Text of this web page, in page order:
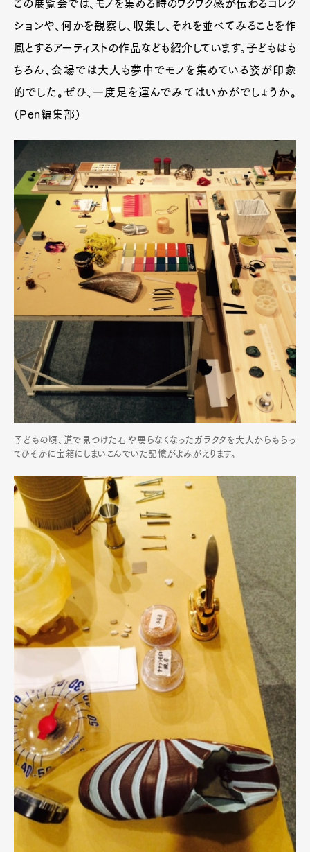
この展覧会では、モノを集める時のワクワク感が伝わるコレク
ションや、何かを観察し、収集し、それを並べてみることを作
風とするアーティストの作品なども紹介しています。子どもはも
ちろん、会場では大人も夢中でモノを集めている姿が印象
的でした。ぜひ、一度足を運んでみてはいかがでしょうか。
（Pen編集部）
子どもの頃、道で見つけた石や要らなくなったガラクタを大人からもらっ
てひそかに宝箱にしまいこんでいた記憶がよみがえります。